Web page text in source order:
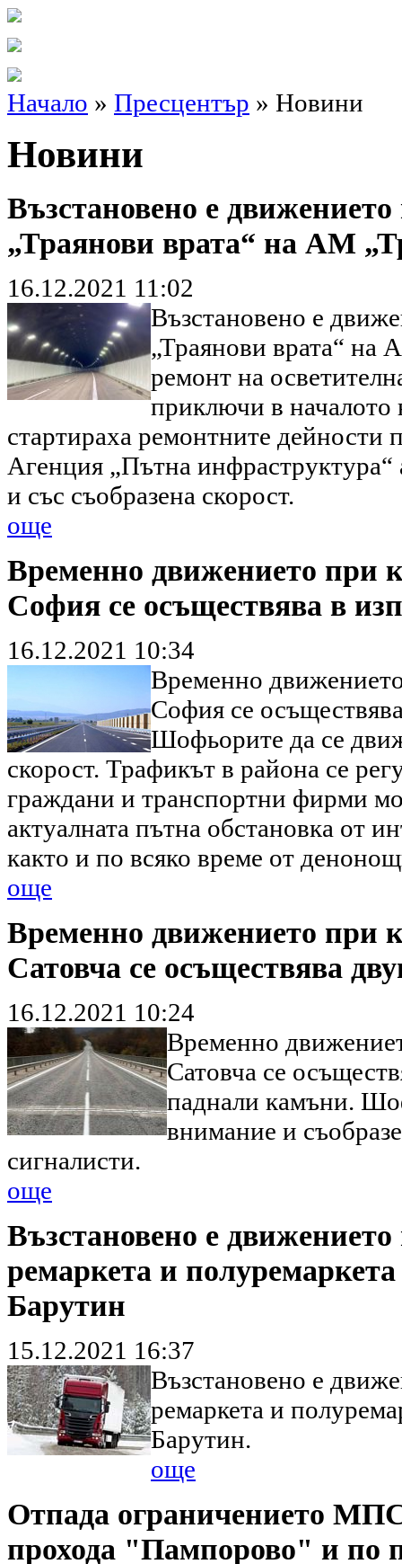
Начало » Пресцентър » Новини
Новини
Възстановено е
„Траянови врата“ на АМ
16.12.2021 11:02
Възстановено е
„Траянови врата“ на
ремонт на
приключи в началото
стартираха ремонтните дейности
Агенция „Пътна
и със съобразена скорост.
още
Временно движението
София се осъществява в
16.12.2021 10:34
Временно
София се
Шофьорите да се
скорост. Трафикът в района се
граждани и транспортни фирми
актуалната пътна обстановка от
както и по всяко време от
още
Временно движението при
Сатовча се осъществява
16.12.2021 10:24
Временно
Сатовча се
паднали камъни.
внимание и
сигналисти.
още
Възстановено е
ремаркета и
Барутин
15.12.2021 16:37
Възстановено е
ремаркета и
Барутин.
още
Отпада ограничението
прохода "Пампорово" и по